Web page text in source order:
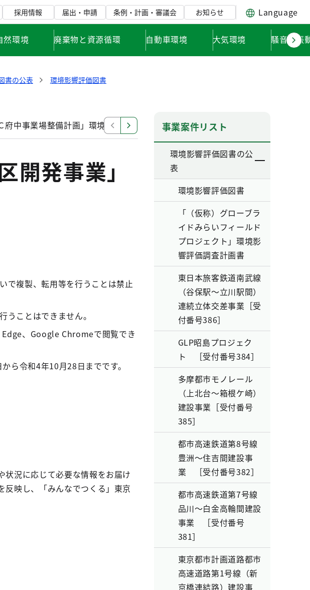
採用情報 届出・申請 条例・計画・審議会 お知らせ Language
然環境 廃棄物と資源循環 自動車環境 大気環境 騒音・振
書の公表
環境影響評価図書
府中事業場整備計画」環境影響評価調査計画書 「東日本旅客鉄道南武線（谷
開発事業」
で複製、転用等を行うことは禁止
うことはできません。
、Google Chromeで閲覧でき
ら令和4年10月28日までです。
状況に応じて必要な情報をお届け
反映し、「みんなでつくる」東京
事業案件リスト
環境影響評価図書の公
表
環境影響評価図書
「（仮称）グローブラ
イドみらいフィールド
プロジェクト」環境影
響評価調査計画書
東日本旅客鉄道南武線
（谷保駅～立川駅間）
連続立体交差事業［受
付番号386］
GLP昭島プロジェク
ト ［受付番号384］
多摩都市モノレール
（上北台～箱根ケ崎）
建設事業［受付番号
385］
都市高速鉄道第8号線
豊洲～住吉間建設事
業 ［受付番号382］
都市高速鉄道第7号線
品川～白金高輪間建設
事業 ［受付番号
381］
東京都市計画道路都市
高速道路第1号線（新
京橋連結路）建設事